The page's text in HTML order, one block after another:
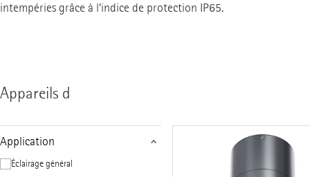
intempéries grâce à l’indice de protection IP65.
Appareils d
Application
Éclairage général